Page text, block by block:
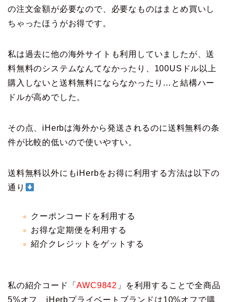
の注文金額が必要なので、必要なものはまとめ買いし
ちゃったほうがお得です。
私は過去に他の海外サイトも利用していましたが、送
料無料のシステムなんてなかったり、100USドル以上
購入しないと送料無料にならなかったり…と結構ハー
ドルが高めでした。
その点、iHerbは海外から発送されるのに送料無料の条
件が比較的低いので使いやすい。
送料無料以外にもiHerbをお得に利用する方法は以下の
通り
クーポンコードを利用する
お得な定期便を利用する
紹介クレジットをゲットする
私の紹介コード「AWC9842 」を利用することで全商品
5%オフ、iHerbプライベートブランドは10%オフで購